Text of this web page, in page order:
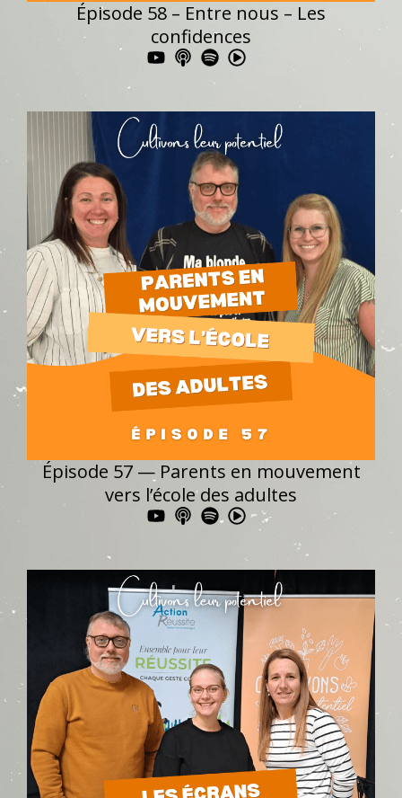
Épisode 58 – Entre nous – Les
confidences
Épisode 57 — Parents en mouvement
vers l’école des adultes